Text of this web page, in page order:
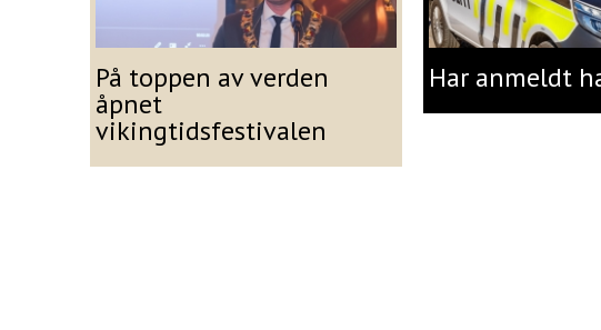
På toppen av verden
åpnet
vikingtidsfestivalen
Har anmeldt